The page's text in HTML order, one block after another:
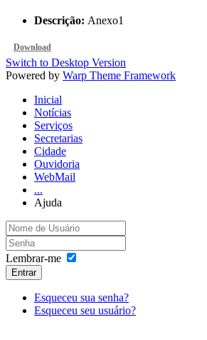
Descrição: Anexo1
Download
Switch to Desktop Version
Powered by Warp Theme Framework
Inicial
Notícias
Serviços
Secretarias
Cidade
Ouvidoria
WebMail
...
Ajuda
Lembrar-me
Entrar
Esqueceu sua senha?
Esqueceu seu usuário?